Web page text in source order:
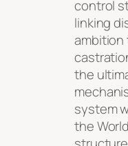
control
linking
ambition
the
system
the